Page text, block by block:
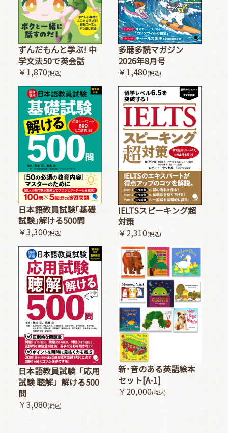
ずんだもんと学ぶ! 中
学文法50で英会話
￥1,870(税込)
多聴多読マガジン
2026年8月号
￥1,480(税込)
日本語教員試験｢基礎
試験｣解ける500問
￥3,300(税込)
IELTSスピーキング超
対策
￥2,310(税込)
日本語教員試験「応用
試験 聴解」解ける500
問
￥3,080(税込)
新･音のある英語絵本
セット[A-1]
￥20,000(税込)